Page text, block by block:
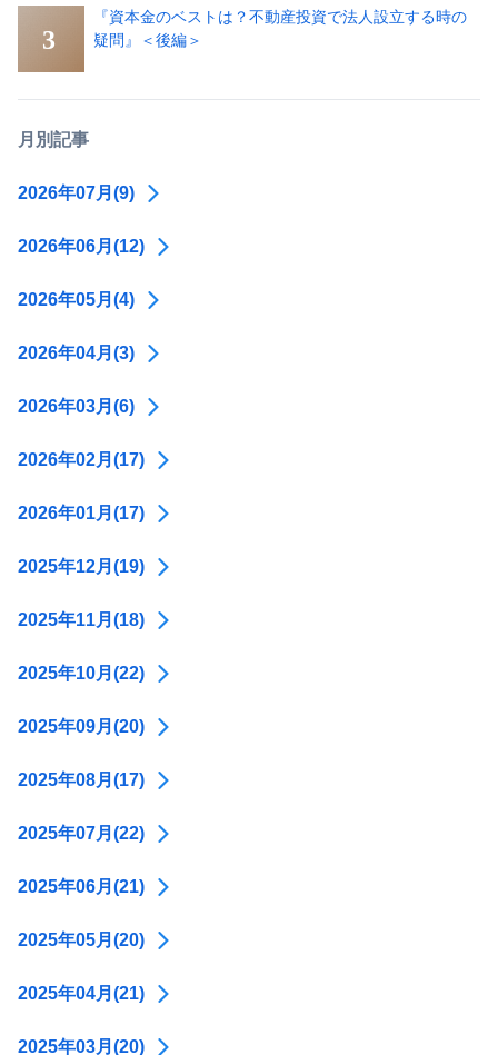
『資本金のベストは？不動産投資で法人設立する時の
疑問』＜後編＞
月別記事
2026年07月(9)
2026年06月(12)
2026年05月(4)
2026年04月(3)
2026年03月(6)
2026年02月(17)
2026年01月(17)
2025年12月(19)
2025年11月(18)
2025年10月(22)
2025年09月(20)
2025年08月(17)
2025年07月(22)
2025年06月(21)
2025年05月(20)
2025年04月(21)
2025年03月(20)